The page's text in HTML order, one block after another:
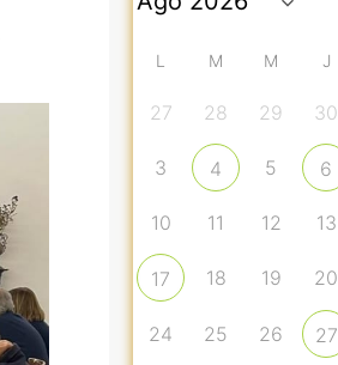
L M M J
27 28 29 30
3 4 5 6
10 11 12 13
17 18 19 20
24 25 26 27